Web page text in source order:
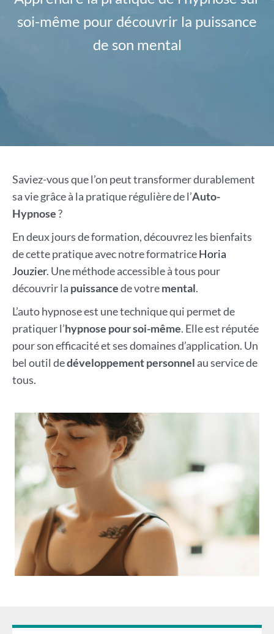
soi-même pour découvrir la puissance
de son mental
Saviez-vous que l’on peut transformer durablement
sa vie grâce à la pratique régulière de l’Auto-
Hypnose?
En deux jours de formation, découvrez les bienfaits
de cette pratique avec notre formatriceHoria
Jouzier. Une méthode accessible à tous pour
découvrir la puissancede votremental.
L’auto hypnose est une technique qui permet de
pratiquer l’hypnose pour soi-même. Elle est réputée
pour son efficacité et ses domaines d’application. Un
bel outil dedéveloppement personnel au service de
tous.